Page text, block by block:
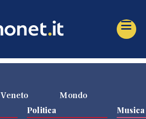
Veneto Mondo
Politica Musica